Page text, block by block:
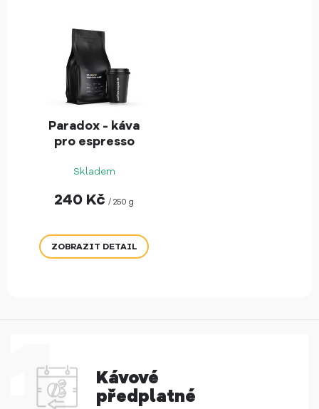
Paradox - káva
pro espresso
Skladem
240 Kč / 250 g
ZOBRAZIT DETAIL
Kávové
předplatné